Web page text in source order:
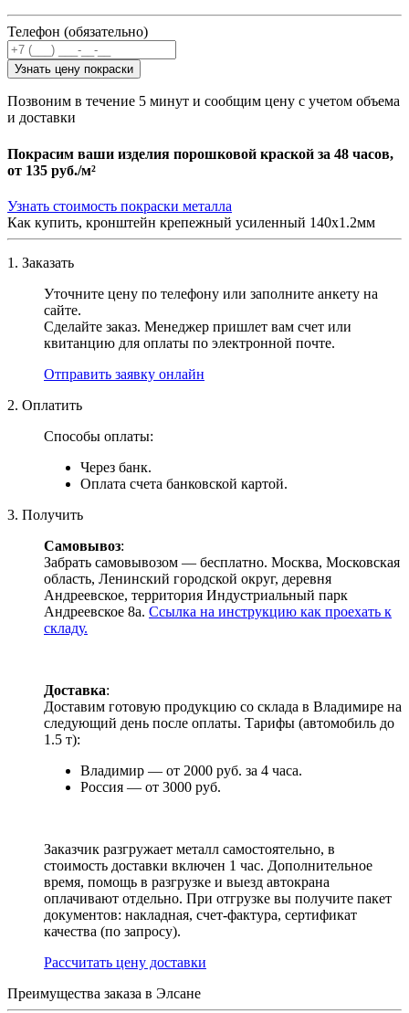
Телефон (обязательно)
Узнать цену покраски
Позвоним в течение 5 минут и сообщим цену с учетом объема
и доставки
Покрасим ваши изделия порошковой краской за 48 часов,
от 135 руб./м²
Узнать стоимость покраски металла
Как купить, кронштейн крепежный усиленный 140х1.2мм
1. Заказать
Уточните цену по телефону или заполните анкету на
сайте.
Сделайте заказ. Менеджер пришлет вам счет или
квитанцию для оплаты по электронной почте.
Отправить заявку онлайн
2. Оплатить
Способы оплаты:
Через банк.
Оплата счета банковской картой.
3. Получить
Самовывоз:
Забрать самовывозом — бесплатно. Москва, Московская
область, Ленинский городской округ, деревня
Андреевское, территория Индустриальный парк
Андреевское 8а. Ссылка на инструкцию как проехать к
складу.
Доставка:
Доставим готовую продукцию со склада в Владимире на
следующий день после оплаты. Тарифы (автомобиль до
1.5 т):
Владимир — от 2000 руб. за 4 часа.
Россия — от 3000 руб.
Заказчик разгружает металл самостоятельно, в
стоимость доставки включен 1 час. Дополнительное
время, помощь в разгрузке и выезд автокрана
оплачивают отдельно. При отгрузке вы получите пакет
документов: накладная, счет-фактура, сертификат
качества (по запросу).
Раcсчитать цену доставки
Преимущества заказа в Элсане